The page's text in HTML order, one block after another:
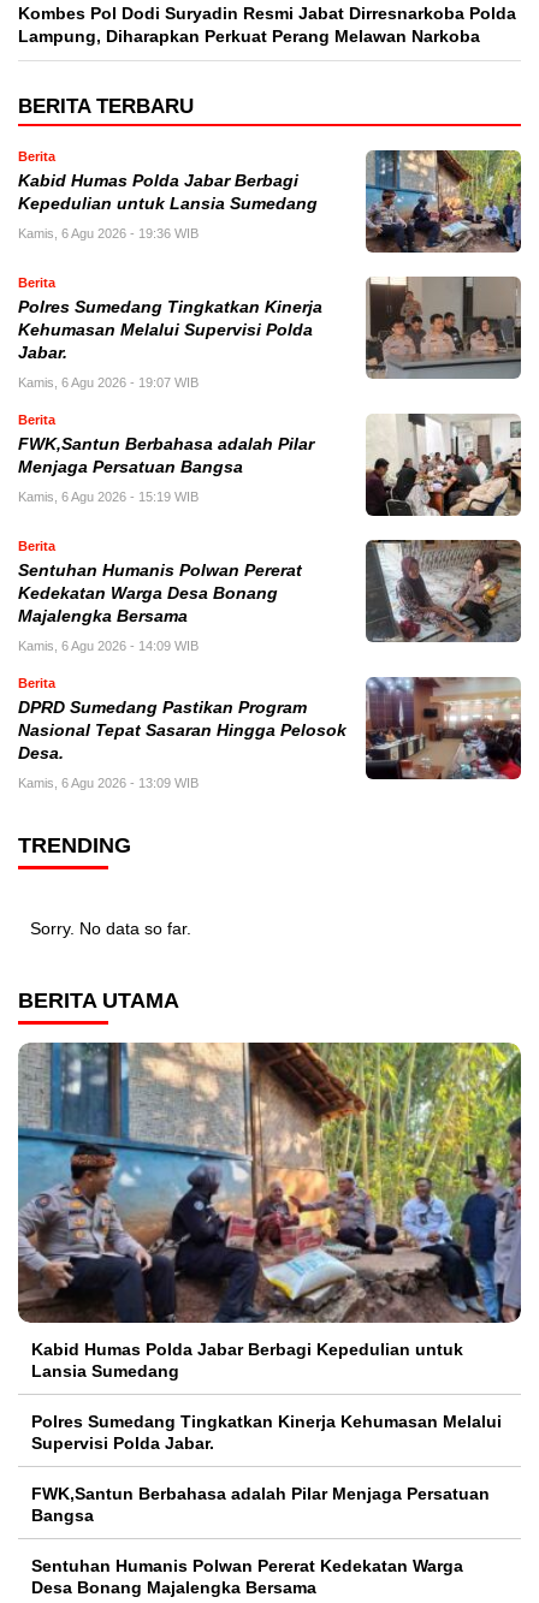
Kombes Pol Dodi Suryadin Resmi Jabat Dirresnarkoba Polda
Lampung, Diharapkan Perkuat Perang Melawan Narkoba
BERITA TERBARU
Berita
Kabid Humas Polda Jabar Berbagi
Kepedulian untuk Lansia Sumedang
Kamis, 6 Agu 2026 - 19:36 WIB
Berita
Polres Sumedang Tingkatkan Kinerja
Kehumasan Melalui Supervisi Polda
Jabar.
Kamis, 6 Agu 2026 - 19:07 WIB
Berita
FWK,Santun Berbahasa adalah Pilar
Menjaga Persatuan Bangsa
Kamis, 6 Agu 2026 - 15:19 WIB
Berita
Sentuhan Humanis Polwan Pererat
Kedekatan Warga Desa Bonang
Majalengka Bersama
Kamis, 6 Agu 2026 - 14:09 WIB
Berita
DPRD Sumedang Pastikan Program
Nasional Tepat Sasaran Hingga Pelosok
Desa.
Kamis, 6 Agu 2026 - 13:09 WIB
TRENDING
Sorry. No data so far.
BERITA UTAMA
Kabid Humas Polda Jabar Berbagi Kepedulian untuk
Lansia Sumedang
Polres Sumedang Tingkatkan Kinerja Kehumasan Melalui
Supervisi Polda Jabar.
FWK,Santun Berbahasa adalah Pilar Menjaga Persatuan
Bangsa
Sentuhan Humanis Polwan Pererat Kedekatan Warga
Desa Bonang Majalengka Bersama